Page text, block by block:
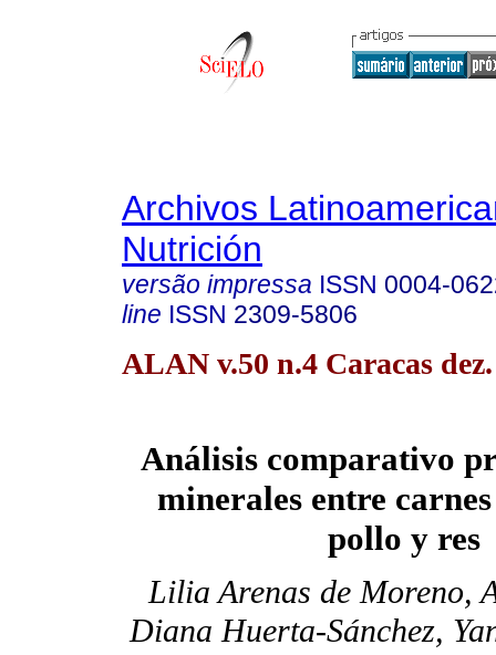
Archivos
Nutrición
versão impressa ISSN 0004-
line ISSN 2309-5806
ALAN v.50 n.4 Caracas
Análisis comparativo
minerales entre carnes
pollo y res
Lilia Arenas de Moreno,
Diana Huerta-Sánchez,